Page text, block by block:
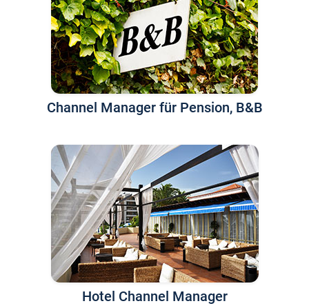
Channel Manager für Pension, B&B
Hotel Channel Manager